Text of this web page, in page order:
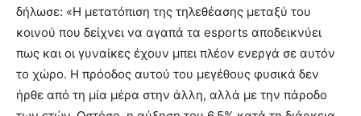
δήλωσε: «Η μετατόπιση της τηλεθέασης μεταξύ του
κοινού που δείχνει να αγαπά τα esports αποδεικνύει
πως και οι γυναίκες έχουν μπει πλέον ενεργά σε αυτόν
το χώρο. Η πρόοδος αυτού του μεγέθους φυσικά δεν
ήρθε από τη μία μέρα στην άλλη, αλλά με την πάροδο